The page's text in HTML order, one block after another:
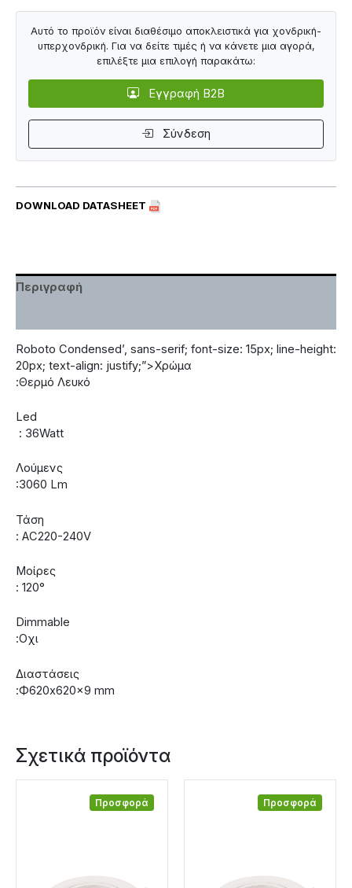
DOWNLOAD DATASHEET
Αυτό το προϊόν είναι διαθέσιμο αποκλειστικά για χονδρική-
υπερχονδρική. Για να δείτε τιμές ή να κάνετε μια αγορά,
επιλέξτε μια επιλογή παρακάτω:
Εγγραφή B2B
Σύνδεση
Περιγραφή
Roboto Condensed’, sans-serif; font-size: 15px; line-height:
20px; text-align: justify;”>Χρώμα
:Θερμό Λευκό
Led
: 36Watt
Λούμενς
:3060 Lm
Τάση
: AC220-240V
Μοίρες
: 120°
Dimmable
:Οχι
Διαστάσεις
:Ф620x620x9 mm
Σχετικά προϊόντα
Προσφορά Προσφορά